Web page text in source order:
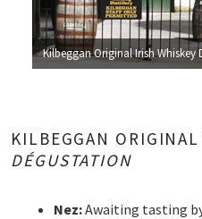
Kilbeggan Original Irish Whiskey
KILBEGGAN
DÉGUSTATION
Nez:Awaiting tasting